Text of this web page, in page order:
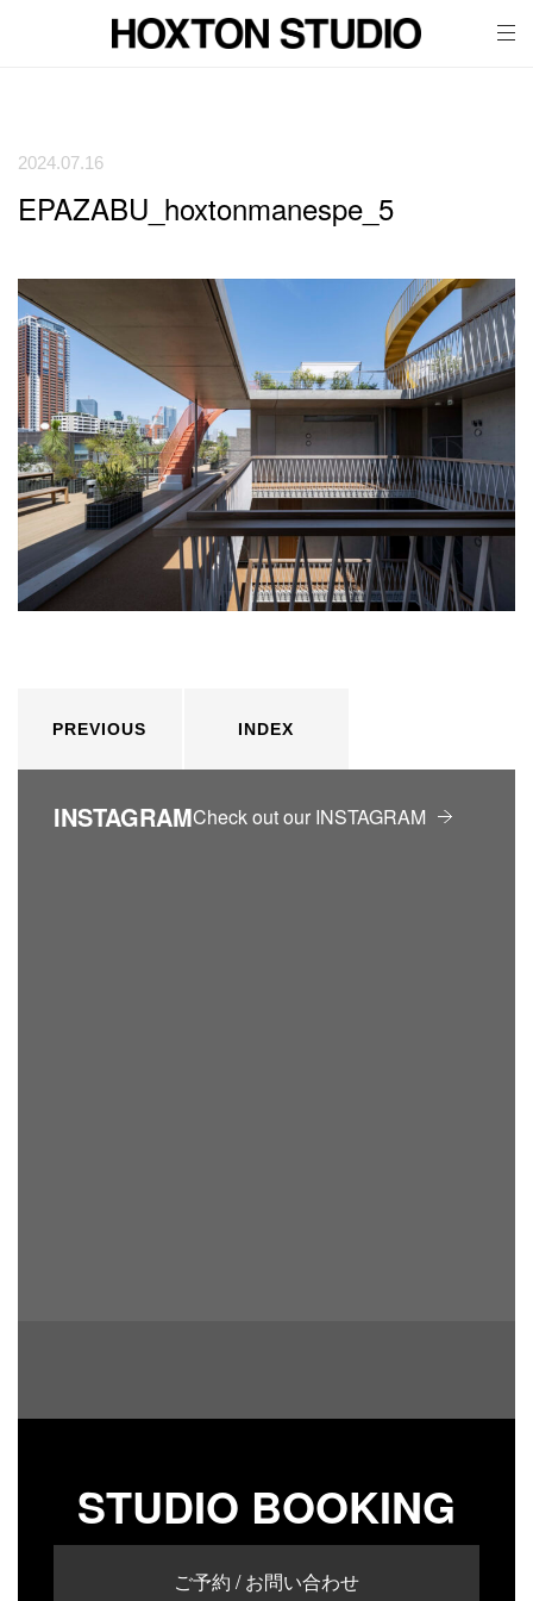
2024.07.16
EPAZABU_hoxtonmanespe_5
PREVIOUS INDEX
INSTAGRAMCheck out our INSTAGRAM
STUDIO BOOKING
ご予約 / お問い合わせ